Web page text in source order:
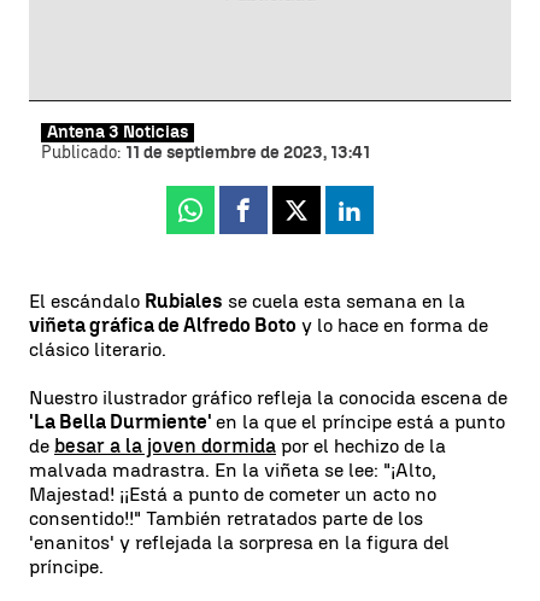
Antena 3 Noticias
Publicado: 11 de septiembre de 2023, 13:41
Whatsapp
Facebook
X Linkedin
El escándalo Rubiales se cuela esta semana en la
viñeta gráfica de Alfredo Boto y lo hace en forma de
clásico literario.
Nuestro ilustrador gráfico refleja la conocida escena de
'La Bella Durmiente' en la que el príncipe está a punto
de besar a la joven dormida por el hechizo de la
malvada madrastra. En la viñeta se lee: "¡Alto,
Majestad! ¡¡Está a punto de cometer un acto no
consentido!!" También retratados parte de los
'enanitos' y reflejada la sorpresa en la figura del
príncipe.